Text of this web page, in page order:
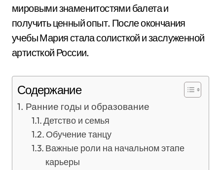
мировыми знаменитостями балета и
получить ценный опыт. После окончания
учебы Мария стала солисткой и заслуженной
артисткой России.
Содержание
Ранние годы и образование
Детство и семья
Обучение танцу
Важные роли на начальном этапе
карьеры